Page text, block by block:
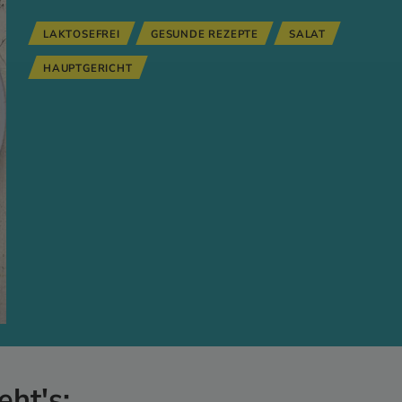
LAKTOSEFREI GESUNDE REZEPTE SALAT
HAUPTGERICHT